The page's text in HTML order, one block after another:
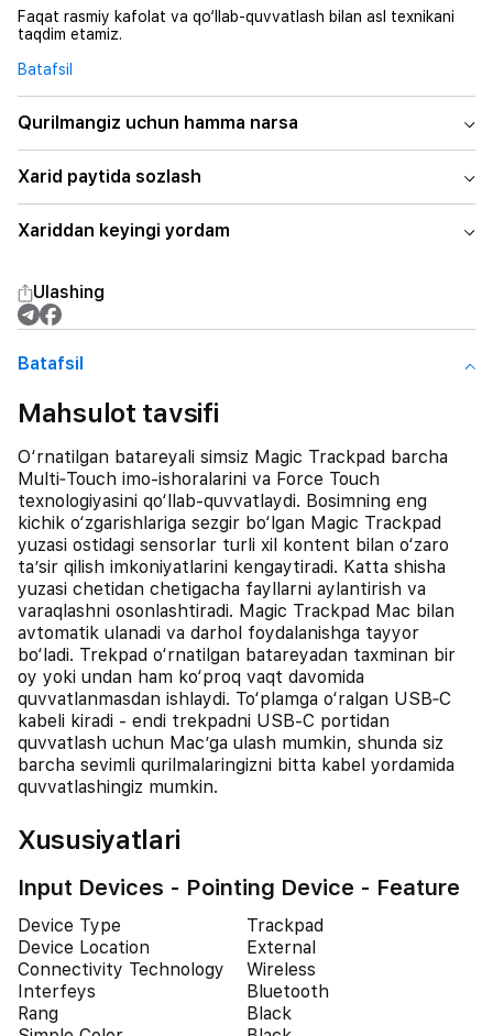
Faqat rasmiy kafolat va qo‘llab-quvvatlash bilan asl texnikani
taqdim etamiz.
Batafsil
Qurilmangiz uchun hamma narsa
Xarid paytida sozlash
Xariddan keyingi yordam
Ulashing
Batafsil
Mahsulot tavsifi
O‘rnatilgan batareyali simsiz Magic Trackpad barcha
Multi‐Touch imo-ishoralarini va Force Touch
texnologiyasini qo‘llab-quvvatlaydi. Bosimning eng
kichik o‘zgarishlariga sezgir bo‘lgan Magic Trackpad
yuzasi ostidagi sensorlar turli xil kontent bilan o‘zaro
ta’sir qilish imkoniyatlarini kengaytiradi. Katta shisha
yuzasi chetidan chetigacha fayllarni aylantirish va
varaqlashni osonlashtiradi. Magic Trackpad Mac bilan
avtomatik ulanadi va darhol foydalanishga tayyor
bo‘ladi. Trekpad o‘rnatilgan batareyadan taxminan bir
oy yoki undan ham ko‘proq vaqt davomida
quvvatlanmasdan ishlaydi. To‘plamga o‘ralgan USB‐C
kabeli kiradi - endi trekpadni USB-C portidan
quvvatlash uchun Mac’ga ulash mumkin, shunda siz
barcha sevimli qurilmalaringizni bitta kabel yordamida
quvvatlashingiz mumkin.
Xususiyatlari
Input Devices - Pointing Device - Feature
Device Type
Trackpad
Device Location
External
Connectivity Technology
Wireless
Interfeys
Bluetooth
Rang
Black